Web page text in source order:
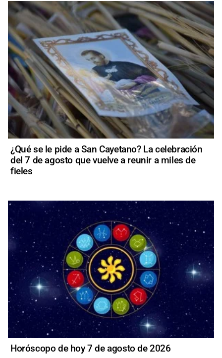
¿Qué se le pide a San Cayetano? La celebración
del 7 de agosto que vuelve a reunir a miles de
fieles
Horóscopo de hoy 7 de agosto de 2026